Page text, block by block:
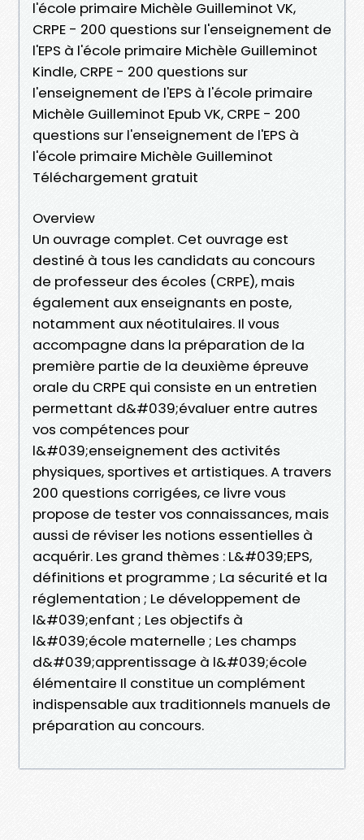
l'école primaire Michèle Guilleminot VK,
CRPE - 200 questions sur l'enseignement de
l'EPS à l'école primaire Michèle Guilleminot
Kindle, CRPE - 200 questions sur
l'enseignement de l'EPS à l'école primaire
Michèle Guilleminot Epub VK, CRPE - 200
questions sur l'enseignement de l'EPS à
l'école primaire Michèle Guilleminot
Téléchargement gratuit
Overview
Un ouvrage complet. Cet ouvrage est
destiné à tous les candidats au concours
de professeur des écoles (CRPE), mais
également aux enseignants en poste,
notamment aux néotitulaires. Il vous
accompagne dans la préparation de la
première partie de la deuxième épreuve
orale du CRPE qui consiste en un entretien
permettant d&#039;évaluer entre autres
vos compétences pour
l&#039;enseignement des activités
physiques, sportives et artistiques. A travers
200 questions corrigées, ce livre vous
propose de tester vos connaissances, mais
aussi de réviser les notions essentielles à
acquérir. Les grand thèmes : L&#039;EPS,
définitions et programme ; La sécurité et la
réglementation ; Le développement de
l&#039;enfant ; Les objectifs à
l&#039;école maternelle ; Les champs
d&#039;apprentissage à l&#039;école
élémentaire Il constitue un complément
indispensable aux traditionnels manuels de
préparation au concours.